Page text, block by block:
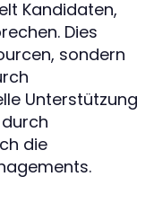
Kandidaten,
Dies
sondern
Unterstützung
die